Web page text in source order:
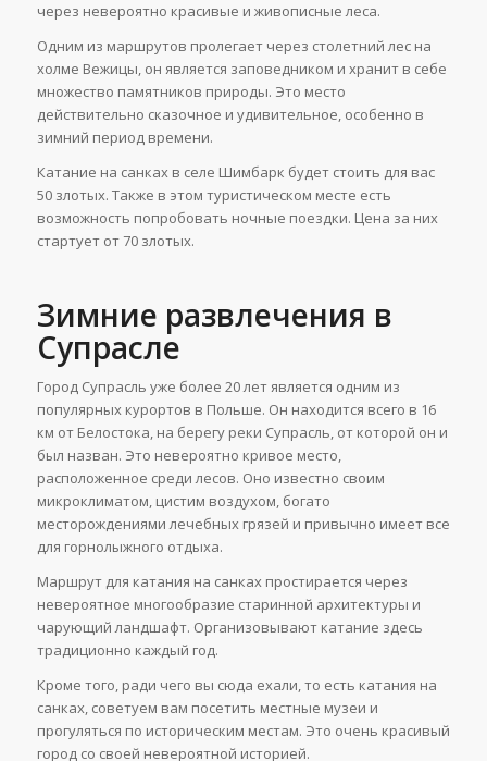
через невероятно красивые и живописные леса.
Одним из маршрутов пролегает через столетний лес на
холме Вежицы, он является заповедником и хранит в себе
множество памятников природы. Это место
действительно сказочное и удивительное, особенно в
зимний период времени.
Катание на санках в селе Шимбарк будет стоить для вас
50 злотых. Также в этом туристическом месте есть
возможность попробовать ночные поездки. Цена за них
стартует от 70 злотых.
Зимние развлечения в
Супрасле
Город Супрасль уже более 20 лет является одним из
популярных курортов в Польше. Он находится всего в 16
км от Белостока, на берегу реки Супрасль, от которой он и
был назван. Это невероятно кривое место,
расположенное среди лесов. Оно известно своим
микроклиматом, цистим воздухом, богато
месторождениями лечебных грязей и привычно имеет все
для горнолыжного отдыха.
Маршрут для катания на санках простирается через
невероятное многообразие старинной архитектуры и
чарующий ландшафт. Организовывают катание здесь
традиционно каждый год.
Кроме того, ради чего вы сюда ехали, то есть катания на
санках, советуем вам посетить местные музеи и
прогуляться по историческим местам. Это очень красивый
город со своей невероятной историей.